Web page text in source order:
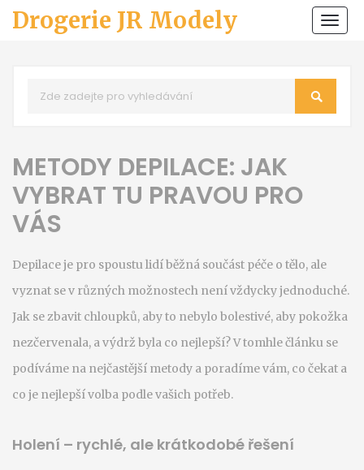
Drogerie JR Modely
METODY DEPILACE: JAK
VYBRAT TU PRAVOU PRO
VÁS
Depilace je pro spoustu lidí běžná součást péče o tělo, ale
vyznat se v různých možnostech není vždycky jednoduché.
Jak se zbavit chloupků, aby to nebylo bolestivé, aby pokožka
nezčervenala, a výdrž byla co nejlepší? V tomhle článku se
podíváme na nejčastější metody a poradíme vám, co čekat a
co je nejlepší volba podle vašich potřeb.
Holení – rychlé, ale krátkodobé řešení